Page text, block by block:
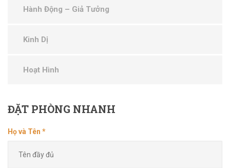
Hành Động – Giả Tưởng
Kinh Dị
Hoạt Hình
ĐẶTPHÒNG NHANH
Họ và Tên *